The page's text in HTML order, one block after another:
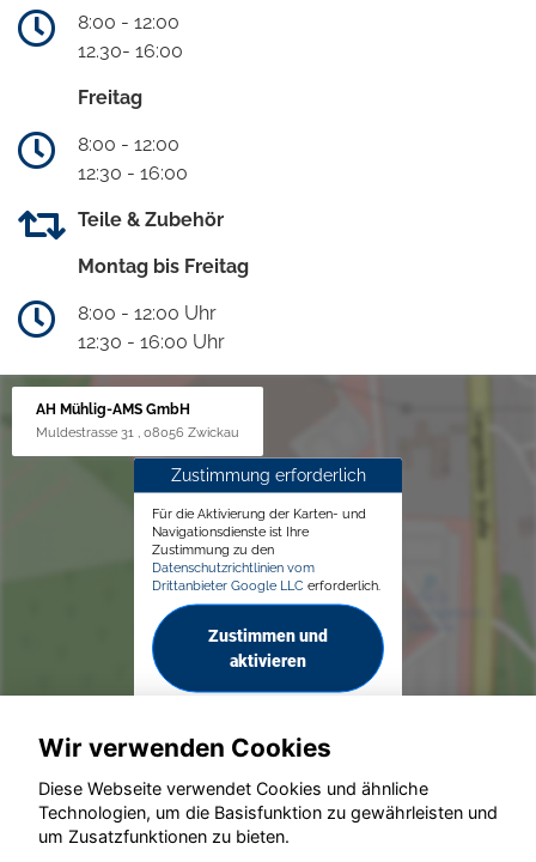
8:00 - 12:00
12.30- 16:00
Freitag
8:00 - 12:00
12:30 - 16:00
Teile & Zubehör
Montag bis Freitag
8:00 - 12:00 Uhr
12:30 - 16:00 Uhr
AH Mühlig-AMS GmbH
Muldestrasse 31 , 08056 Zwickau
Zustimmung erforderlich
Für die Aktivierung der Karten- und
Navigationsdienste ist Ihre
Zustimmung zu den
Datenschutzrichtlinien vom
Drittanbieter Google LLC erforderlich.
Zustimmen und
aktivieren
© konjunkturmotor.de GmbH 2020 - 2026
Wir verwenden Cookies
Diese Webseite verwendet Cookies und ähnliche
Technologien, um die Basisfunktion zu gewährleisten und
um Zusatzfunktionen zu bieten.